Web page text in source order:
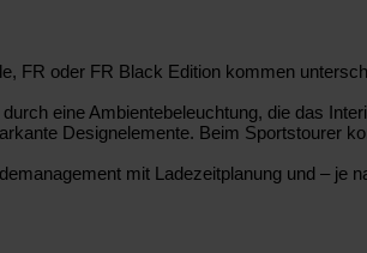
FR oder FR Black Edition kommen
eine Ambientebeleuchtung, die das
Designelemente. Beim Sportstourer
mit Ladezeitplanung und – je